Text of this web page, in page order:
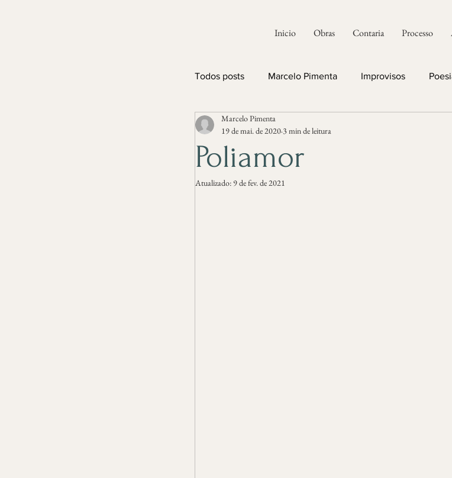
Inicio Obras Contaria Processo
Todos posts Marcelo Pimenta Improvisos
Poliamor
Marcelo Pimenta
19 de mai. de 2020 3 min de leitura
Atualizado: 9 de fev. de 2021